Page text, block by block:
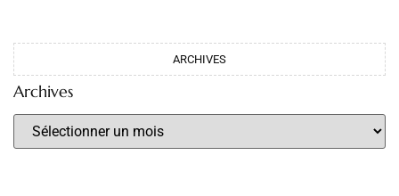
ARCHIVES
Archives